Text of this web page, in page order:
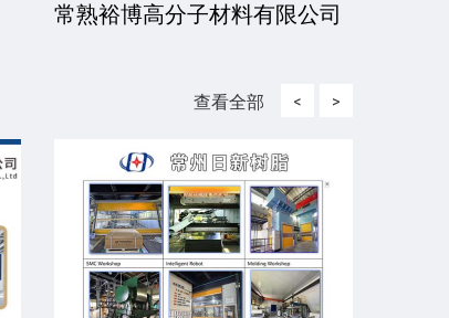
常熟裕博高分子材料有限公司
查看全部 < >